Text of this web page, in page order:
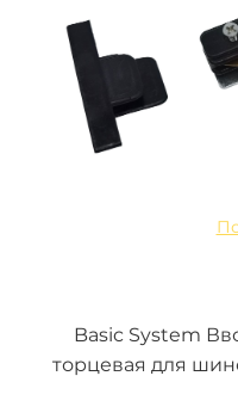
Basic System
торцевая для